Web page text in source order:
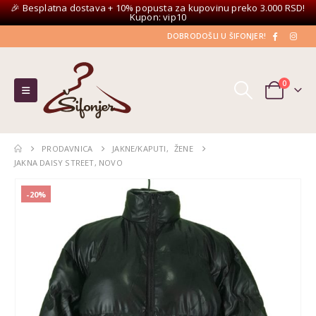
🎉 Besplatna dostava + 10% popusta za kupovinu preko 3.000 RSD!
Kupon: vip10
DOBRODOŠLI U ŠIFONJER!
0
PRODAVNICA JAKNE/KAPUTI, ŽENE
JAKNA DAISY STREET, NOVO
-20%